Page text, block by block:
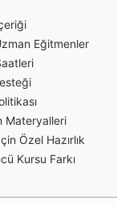
Eğitmenler
Materyalleri
Özel Hazırlık
Kursu Farkı